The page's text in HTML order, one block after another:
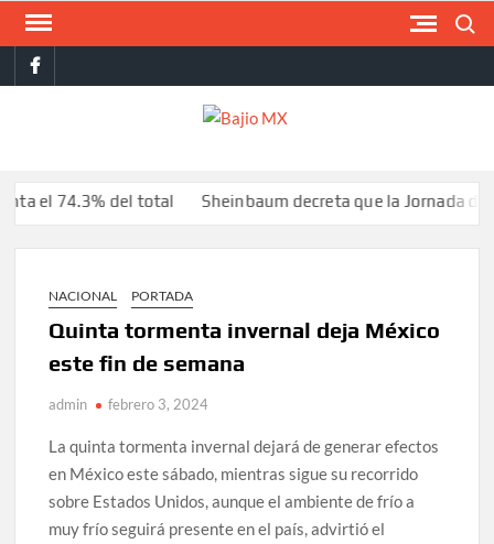
Saltar
contenidofacebook
del total Sheinbaum decreta que la Jornada de
NACIONAL PORTADA
Quinta tormenta invernal deja México
este fin de semana
admin febrero 3, 2024
La quinta tormenta invernal dejará de generar efectos
en México este sábado, mientras sigue su recorrido
sobre Estados Unidos, aunque el ambiente de frío a
muy frío seguirá presente en el país, advirtió el